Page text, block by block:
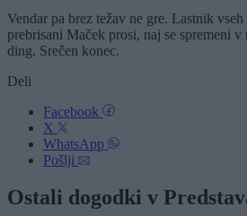
Vendar pa brez težav ne gre. Lastnik
prebrisani Maček prosi, naj se spremeni
ding. Srečen konec.
Deli
Facebook
X
WhatsApp
Pošlji
Ostali dogodki v